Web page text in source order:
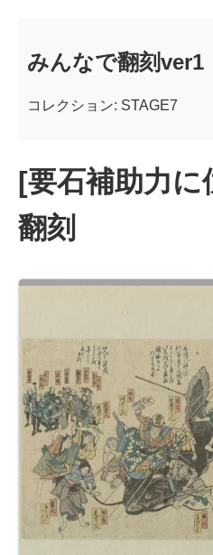
みんなで翻刻ver1
コレクション: STAGE7
[要石補助力に
翻刻